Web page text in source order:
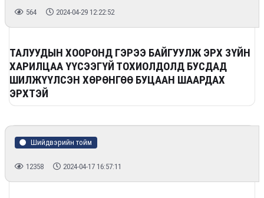
564 2024-04-29 12:22:52
ТАЛУУДЫН ХООРОНД ГЭРЭЭ БАЙГУУЛЖ ЭРХ ЗҮЙН
ХАРИЛЦАА ҮҮСЭЭГҮЙ ТОХИОЛДОЛД БУСДАД
ШИЛЖҮҮЛСЭН ХӨРӨНГӨӨ БУЦААН ШААРДАХ
ЭРХТЭЙ
Шийдвэрийн тойм
12358 2024-04-17 16:57:11